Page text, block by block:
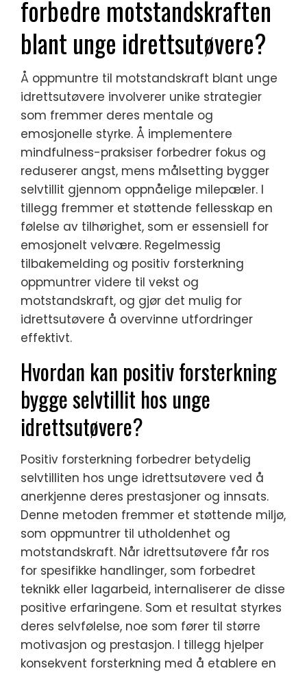
forbedre motstandskraften
blant unge idrettsutøvere?
Å oppmuntre til motstandskraft blant unge
idrettsutøvere involverer unike strategier
som fremmer deres mentale og
emosjonelle styrke. Å implementere
mindfulness-praksiser forbedrer fokus og
reduserer angst, mens målsetting bygger
selvtillit gjennom oppnåelige milepæler. I
tillegg fremmer et støttende fellesskap en
følelse av tilhørighet, som er essensiell for
emosjonelt velvære. Regelmessig
tilbakemelding og positiv forsterkning
oppmuntrer videre til vekst og
motstandskraft, og gjør det mulig for
idrettsutøvere å overvinne utfordringer
effektivt.
Hvordan kan positiv forsterkning
bygge selvtillit hos unge
idrettsutøvere?
Positiv forsterkning forbedrer betydelig
selvtilliten hos unge idrettsutøvere ved å
anerkjenne deres prestasjoner og innsats.
Denne metoden fremmer et støttende miljø,
som oppmuntrer til utholdenhet og
motstandskraft. Når idrettsutøvere får ros
for spesifikke handlinger, som forbedret
teknikk eller lagarbeid, internaliserer de disse
positive erfaringene. Som et resultat styrkes
deres selvfølelse, noe som fører til større
motivasjon og prestasjon. I tillegg hjelper
konsekvent forsterkning med å etablere en